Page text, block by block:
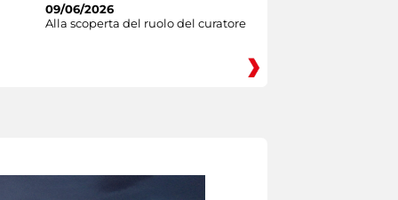
09/06/2026
Alla scoperta del ruolo del curatore